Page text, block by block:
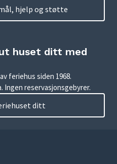
hjelp og støtte
huset ditt med
feriehus siden 1968.
Ingen reservasjonsgebyrer.
ditt